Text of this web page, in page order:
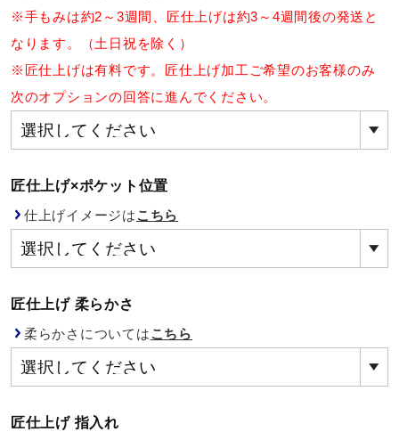
インナー
寝具／ミズノスリープ
サポーター
ジュニア／キッズ
メディカル
※手もみは約2～3週間、匠仕上げは約3～4週間後の発送と
なります。（土日祝を除く）
※匠仕上げは有料です。匠仕上げ加工ご希望のお客様のみ
次のオプションの回答に進んでください。
匠仕上げ×ポケット位置
仕上げイメージはこちら
匠仕上げ 柔らかさ
柔らかさについてはこちら
匠仕上げ 指入れ